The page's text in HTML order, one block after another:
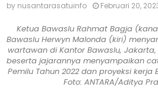
by nusantarasatuinfo Februari 20,
Ketua Bawaslu Rahmat Bagja
Bawaslu Herwyn Malonda (kiri)
wartawan di Kantor Bawaslu,
beserta jajarannya menyampaikan
Pemilu Tahun 2022 dan proyeksi
Foto: ANTARA/Aditya